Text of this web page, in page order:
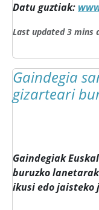
Datu guztiak:
Last updated 3 mins
Gaindegia
gizarteari
Gaindegiak
buruzko
ikusi edo jaisteko